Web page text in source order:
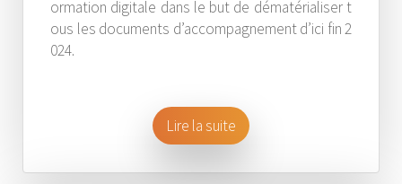
ormation digitale dans le but de dématérialiser t
ous les documents d’accompagnement d’ici fin 2
024.
Lire la suite